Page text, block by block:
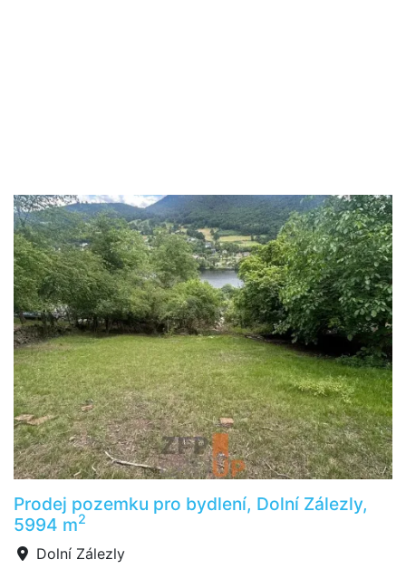
Prodej pozemku pro bydlení, Dolní Zálezly,
5994 m2
Dolní Zálezly